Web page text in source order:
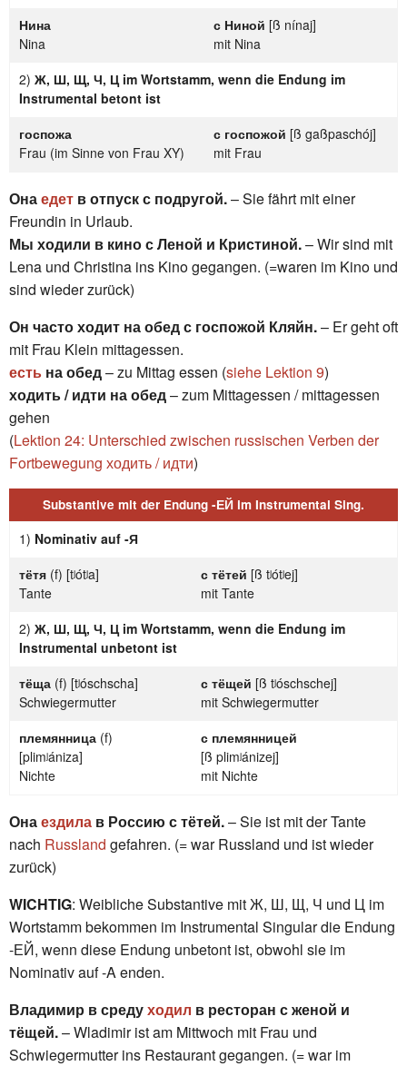
Нина
Nina
с Ниной [ß nínaj]
mit Nina
2) Ж, Ш, Щ, Ч, Ц im Wortstamm, wenn die Endung im
Instrumental betont ist
госпожа
Frau (im Sinne von Frau XY)
с госпожой [ß gaßpaschój]
mit Frau
Онаедет в отпуск с подругой.– Sie fährt mit einer
Freundin in Urlaub.
Мы ходили в кино с Леной и Кристиной.– Wir sind mit
Lena und Christina ins Kino gegangen. (=waren im Kino und
sind wieder zurück)
Он часто ходит на обед с госпожой Кляйн.– Er geht oft
mit Frau Klein mittagessen.
есть на обед– zu Mittag essen (siehe Lektion 9)
ходить / идти на обед– zum Mittagessen / mit­tag­es­sen
gehen
(Lektion 24: Unterschied zwischen russischen Verben der
Fortbewegung ходить / идти)
Substantive mit der Endung -ЕЙ im Instrumental Sing.
1) Nominativ auf -Я
тётя (f) [tʲótʲa]
Tante
с тётей [ß tʲótʲej]
mit Tante
2) Ж, Ш, Щ, Ч, Ц im Wortstamm, wenn die Endung im
Instrumental unbetont ist
тёща (f) [tʲóschscha]
Schwiegermutter
с тёщей [ß tʲóschschej]
mit Schwiegermutter
племянница (f)
[plimʲániza]
Nichte
с племянницей
[ß plimʲánizej]
mit Nichte
Онаездила в Россию с тётей.– Sie ist mit der Tante
nach Russland gefahren. (= war Russland und ist wieder
zurück)
WICHTIG: Weibliche Substantive mit Ж, Ш, Щ, Ч und Ц im
Wortstamm bekommen im Instrumental Singular die Endung
-ЕЙ, wenn diese Endung unbetont ist, obwohl sie im
Nominativ auf -A enden.
Владимир в средуходил в ресторан с женой и
тёщей.– Wladimir ist am Mittwoch mit Frau und
Schwiegermutter ins Restaurant gegangen. (= war im